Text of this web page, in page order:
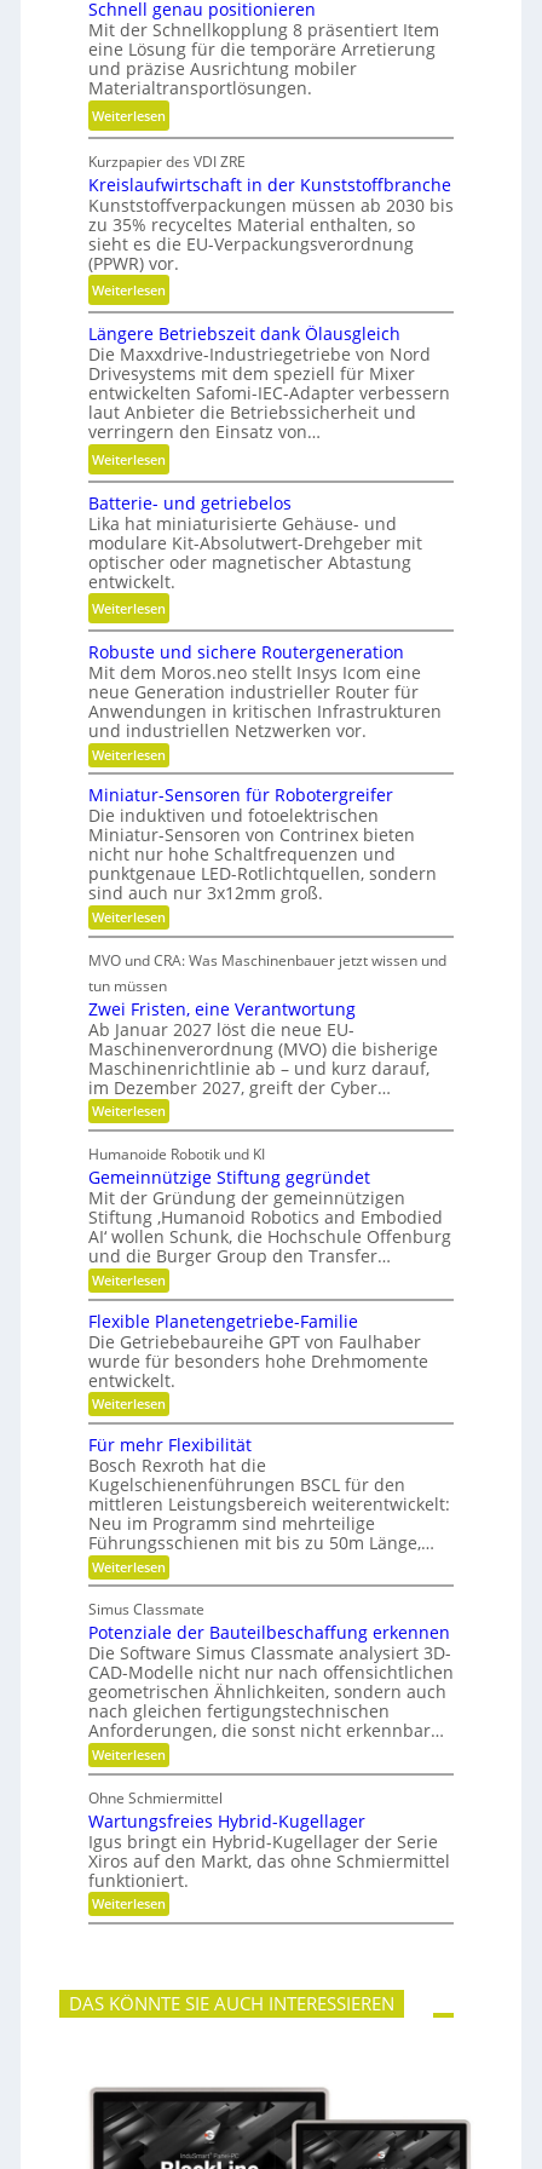
V
e
r
g
l
e
i
c
h
Schnell genau positionieren
Mit der Schnellkopplung 8 präsentiert Item
eine Lösung für die temporäre Arretierung
und präzise Ausrichtung mobiler
Materialtransportlösungen.
Weiterlesen:
S
c
h
n
e
l
l
g
n
a
u
p
o
s
i
t
i
o
n
i
e
e
n
Kurzpapier des VDI ZRE
Kreislaufwirtschaft in der Kunststoffbranche
Kunststoffverpackungen müssen ab 2030 bis
zu 35% recyceltes Material enthalten, so
sieht es die EU-Verpackungsverordnung
(PPWR) vor.
Weiterlesen:
K
r
e
i
s
l
a
u
f
w
i
r
t
s
c
h
a
f
t
i
n
d
e
r
K
u
n
s
t
t
o
f
f
b
r
n
c
h
e
Längere Betriebszeit dank Ölausgleich
Die Maxxdrive-Industriegetriebe von Nord
Drivesystems mit dem speziell für Mixer
entwickelten Safomi-IEC-Adapter verbessern
laut Anbieter die Betriebssicherheit und
verringern den Einsatz von…
Weiterlesen:
L
ä
n
g
e
r
e
e
t
r
i
e
b
s
z
e
i
t
d
a
n
k
Ö
l
a
u
s
g
e
i
c
h
Batterie- und getriebelos
Lika hat miniaturisierte Gehäuse- und
modulare Kit-Absolutwert-Drehgeber mit
optischer oder magnetischer Abtastung
entwickelt.
Weiterlesen:
B
a
t
t
e
r
i
e
-
u
n
d
g
e
t
e
b
e
l
o
s
Robuste und sichere Routergeneration
Mit dem Moros.neo stellt Insys Icom eine
neue Generation industrieller Router für
Anwendungen in kritischen Infrastrukturen
und industriellen Netzwerken vor.
Weiterlesen:
R
o
b
u
s
e
u
n
d
s
i
h
e
r
e
R
o
u
t
e
g
e
n
e
r
a
t
i
o
n
Miniatur-Sensoren für Robotergreifer
Die induktiven und fotoelektrischen
Miniatur-Sensoren von Contrinex bieten
nicht nur hohe Schaltfrequenzen und
punktgenaue LED-Rotlichtquellen, sondern
sind auch nur 3x12mm groß.
Weiterlesen:
M
n
i
t
u
r
-
S
e
n
s
o
r
e
n
f
ü
r
R
o
b
o
t
e
r
g
r
e
e
r
MVO und CRA: Was Maschinenbauer jetzt wissen und
tun müssen
Zwei Fristen, eine Verantwortung
Ab Januar 2027 löst die neue EU-
Maschinenverordnung (MVO) die bisherige
Maschinenrichtlinie ab – und kurz darauf,
im Dezember 2027, greift der Cyber…
Weiterlesen:
Z
e
i
F
r
i
s
t
e
n
,
e
i
n
e
V
e
a
n
t
w
o
r
t
u
n
Humanoide Robotik und KI
Gemeinnützige Stiftung gegründet
Mit der Gründung der gemeinnützigen
Stiftung ‚Humanoid Robotics and Embodied
AI‘ wollen Schunk, die Hochschule Offenburg
und die Burger Group den Transfer…
Weiterlesen:
G
e
m
e
i
n
n
ü
z
i
g
e
S
t
i
f
t
n
g
g
e
g
r
ü
n
d
e
Flexible Planetengetriebe-Familie
Die Getriebebaureihe GPT von Faulhaber
wurde für besonders hohe Drehmomente
entwickelt.
Weiterlesen:
F
e
x
i
b
l
e
P
l
a
n
t
e
n
g
e
t
r
i
e
b
e
-
F
a
m
i
l
i
Für mehr Flexibilität
Bosch Rexroth hat die
Kugelschienenführungen BSCL für den
mittleren Leistungsbereich weiterentwickelt:
Neu im Programm sind mehrteilige
Führungsschienen mit bis zu 50m Länge,…
Weiterlesen:
F
r
m
e
h
r
F
l
e
x
i
i
l
i
t
ä
t
Simus Classmate
Potenziale der Bauteilbeschaffung erkennen
Die Software Simus Classmate analysiert 3D-
CAD-Modelle nicht nur nach offensichtlichen
geometrischen Ähnlichkeiten, sondern auch
nach gleichen fertigungstechnischen
Anforderungen, die sonst nicht erkennbar…
Weiterlesen:
P
t
e
n
z
i
a
l
e
B
a
l
b
e
c
Ohne Schmiermittel
Wartungsfreies Hybrid-Kugellager
Igus bringt ein Hybrid-Kugellager der Serie
Xiros auf den Markt, das ohne Schmiermittel
funktioniert.
Weiterlesen:
W
u
n
g
e
i
e
H
DAS KÖNNTE SIE AUCH INTERESSIEREN